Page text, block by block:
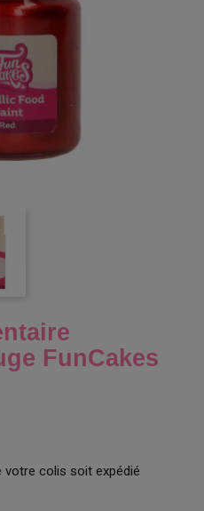
FunCakes
votre colis soit expédié